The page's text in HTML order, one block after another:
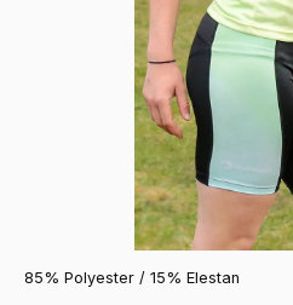
85% Polyester / 15% Elestan